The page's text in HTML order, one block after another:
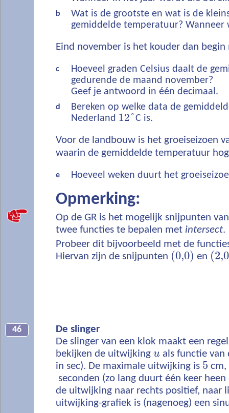
b
Wat is de grootste en wat is de
gemiddelde temperatuur?
Eind november is het kouder dan begin
c
Hoeveel graden Celsius daalt de
gedurende de maand november?
Geef je antwoord in één decimaal.
d
Bereken op welke data de
Nederland 12°C is.
Voor de landbouw is het groeiseizoen
waarin de gemiddelde temperatuur
e Hoeveel weken duurt het
Opmerking:
Op de GR is het mogelijk snijpunten
twee functies te bepalen met intersect.
Probeer dit bijvoorbeeld met de
Hiervan zijn de snijpunten (0,0) en (2,0
46
De slinger
De slinger van een klok maakt een
bekijken de uitwijking u als functie
in sec). De maximale uitwijking is 5
seconden (zo lang duurt één keer
de uitwijking naar rechts positief, naar
uitwijking-grafiek is (nagenoeg) een